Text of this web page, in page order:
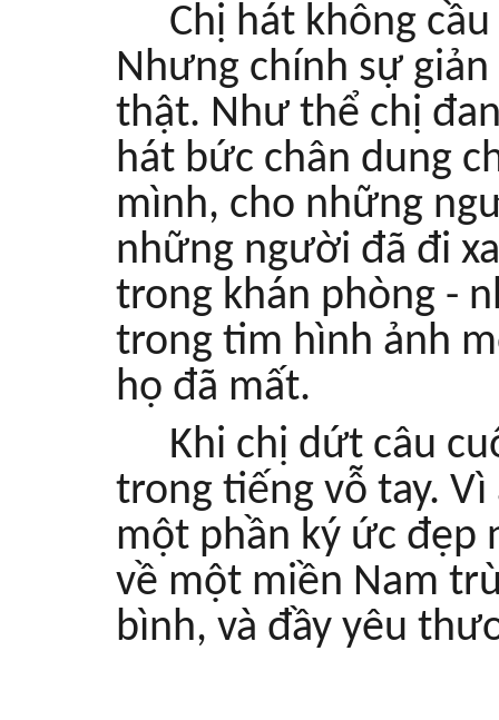
Chị hát không
Nhưng chính sự
thật. Như thể chị
hát bức chân dung
mình, cho những
những người đã đi
trong khán phòng -
trong tim hình ảnh
họ đã mất.
Khi chị dứt câu
trong tiếng vỗ tay.
một phần ký ức đẹp
về một miền Nam
bình, và đầy yêu